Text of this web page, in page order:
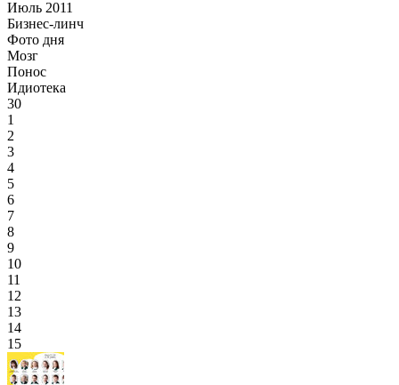
Июль 2011
Бизнес-линч
Фото дня
Мозг
Понос
Идиотека
30
1
2
3
4
5
6
7
8
9
10
11
12
13
14
15